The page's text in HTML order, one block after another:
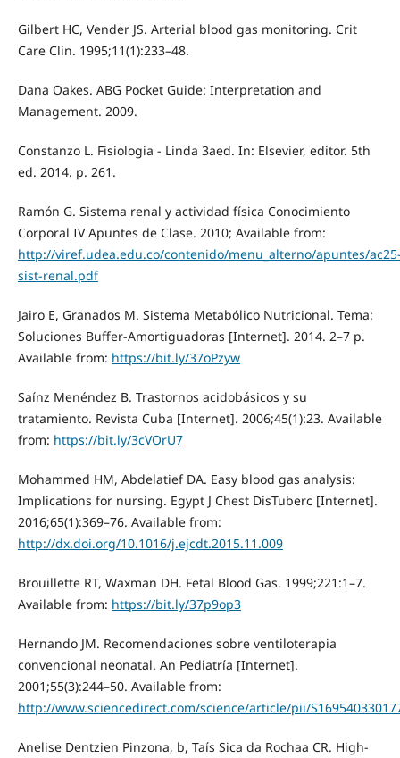
Gilbert HC, Vender JS. Arterial blood gas monitoring. Crit
Care Clin. 1995;11(1):233–48.
Dana Oakes. ABG Pocket Guide: Interpretation and
Management. 2009.
Constanzo L. Fisiologia - Linda 3aed. In: Elsevier, editor. 5th
ed. 2014. p. 261.
Ramón G. Sistema renal y actividad física Conocimiento
Corporal IV Apuntes de Clase. 2010; Available from:
http://viref.udea.edu.co/contenido/menu_alterno/apuntes/
sist-renal.pdf
Jairo E, Granados M. Sistema Metabólico Nutricional. Tema:
Soluciones Buffer-Amortiguadoras [Internet]. 2014. 2–7 p.
Available from: https://bit.ly/37oPzyw
Saínz Menéndez B. Trastornos acidobásicos y su
tratamiento. Revista Cuba [Internet]. 2006;45(1):23. Available
from: https://bit.ly/3cVOrU7
Mohammed HM, Abdelatief DA. Easy blood gas analysis:
Implications for nursing. Egypt J Chest DisTuberc [Internet].
2016;65(1):369–76. Available from:
http://dx.doi.org/10.1016/j.ejcdt.2015.11.009
Brouillette RT, Waxman DH. Fetal Blood Gas. 1999;221:1–7.
Available from: https://bit.ly/37p9op3
Hernando JM. Recomendaciones sobre ventiloterapia
convencional neonatal. An Pediatría [Internet].
2001;55(3):244–50. Available from:
http://www.sciencedirect.com/science/article/pii/
Anelise Dentzien Pinzona, b, Taís Sica da Rochaa CR. High-